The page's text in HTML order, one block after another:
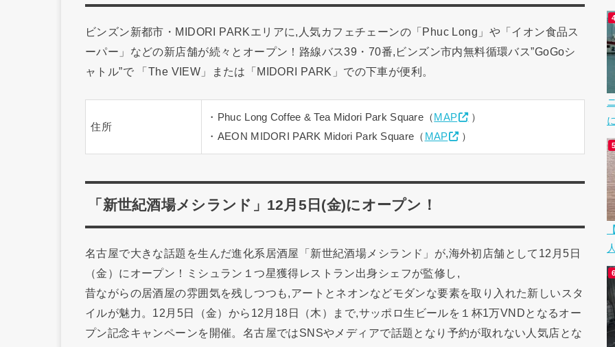
ビンズン新都市・MIDORI PARKエリアに,人気カフェチェーンの「Phuc Long」や「イオン食品ス
ーパー」などの新店舗が続々とオープン！路線バス39・70番,ビンズン市内無料循環バス”GoGoシ
ャトル”で 「The VIEW」または「MIDORI PARK」での下車が便利。
住所
・Phuc Long Coffee & Tea Midori Park Square（ MAP
）
・AEON MIDORI PARK Midori Park Square（ MAP ）
「新世紀酒場メシランド」12月5日(金)にオープン！
名古屋で大きな話題を生んだ進化系居酒屋「新世紀酒場メシランド」が,海外初店舗として12月5日
（金）にオープン！ミシュラン１つ星獲得レストラン出身シェフが監修し,
昔ながらの居酒屋の雰囲気を残しつつも,アートとネオンなどモダンな要素を取り入れた新しいスタ
イルが魅力。12月5日（金）から12月18日（木）まで,サッポロ生ビールを１杯1万VNDとなるオー
プン記念キャンペーンを開催。名古屋ではSNSやメディアで話題となり予約が取れない人気店とな